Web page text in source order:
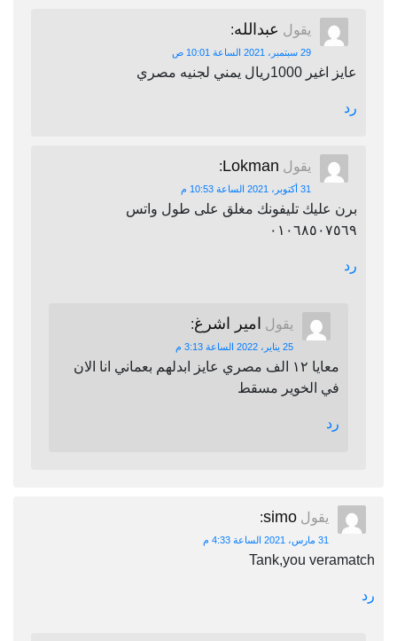
يقول عبدالله:
29 سبتمبر، 2021 الساعة 10:01 ص
عايز اغير 1000ريال يمني لجنيه مصري
رد
يقول Lokman
:
31 أكتوبر، 2021 الساعة 10:53 م
برن عليك تليفونك مغلق على طول واتس
٠١٠٦٨٥٠٧٥٦٩
رد
يقول امير اشرغ:
25 يناير، 2022 الساعة 3:13 م
معايا ١٢ الف مصري عايز ابدلهم بعماني انا الان
في الخوير مسقط
رد
يقول simo
:
31 مارس، 2021 الساعة 4:33 م
Tank,you veramatch
رد